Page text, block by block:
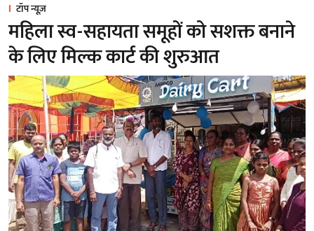
टॉप न्यूज़
महिला स्व-सहायता समूहों को सशक्त बनाने
के लिए मिल्क कार्ट की शुरुआत